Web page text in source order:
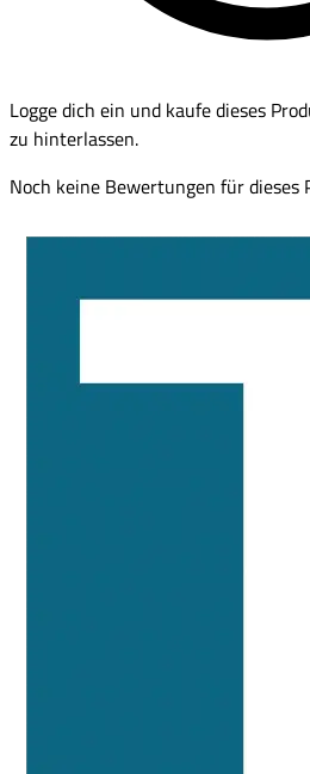
Logge dich ein und kaufe dieses
zu hinterlassen.
Noch keine Bewertungen für dieses